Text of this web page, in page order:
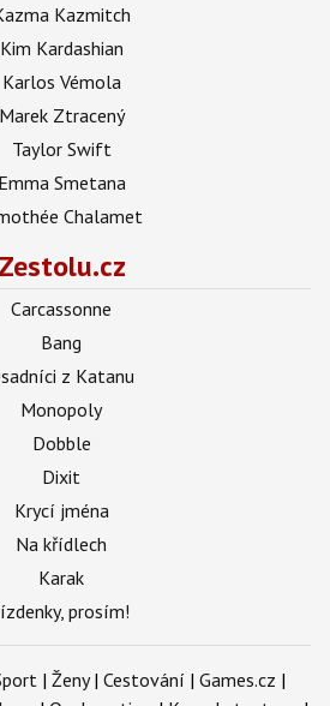
Kazmitch
Kim Kardashian
Karlos Vémola
Marek Ztracený
Taylor Swift
Emma Smetana
Chalamet
Zestolu.cz
Carcassonne
Bang
z Katanu
Monopoly
Dobble
Dixit
Krycí jména
Na křídlech
Karak
prosím!
| Ženy| Cestování | Games.cz |